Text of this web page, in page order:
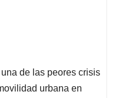
de las peores crisis
urbana en